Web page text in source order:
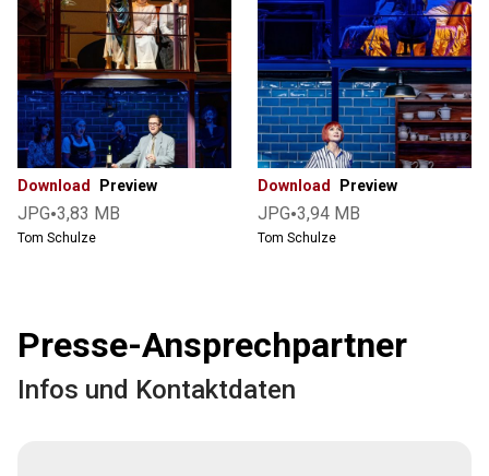
Download Preview
JPG•3,83 MB
Tom Schulze
Download Preview
JPG•3,94 MB
Tom Schulze
Presse-Ansprechpartner
Infos und Kontaktdaten